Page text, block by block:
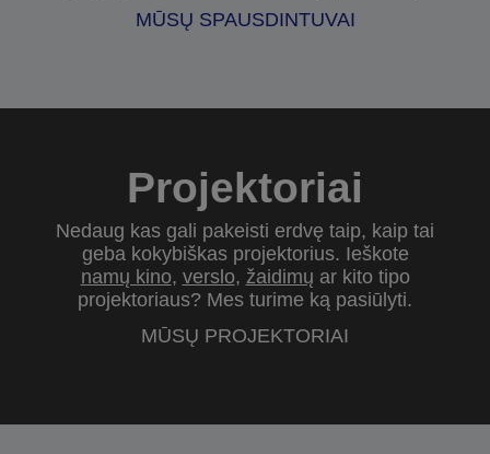
MŪSŲ SPAUSDINTUVAI
Projektoriai
Nedaug kas gali pakeisti erdvę taip, kaip tai
geba kokybiškas projektorius. Ieškote
namų kino, verslo, žaidimų ar kito tipo
projektoriaus? Mes turime ką pasiūlyti.
MŪSŲ PROJEKTORIAI